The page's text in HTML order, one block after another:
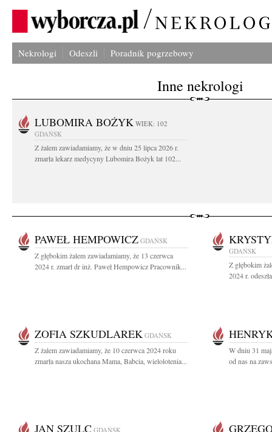
Nekrologi Odeszli Poradnik pogrzebowy
Inne nekrologi
LUBOMIRA BOŻYK WIEK: 102
GDAŃSK
Z żalem zawiadamiamy, że w dniu 25 lipca 2026 r.
zmarła lekarz medycyny Lubomira Bożyk lat 102...
PAWEŁ HEMPOWICZ GDAŃSK
Z głębokim żalem zawiadamiamy, że 13 czerwca
2024 r. zmarł dr inż. Paweł Hempowicz Pracownik...
GDAŃSK
Z głębokim
2024 r.
ZOFIA SZKUDLAREK GDAŃSK
Z żalem zawiadamiamy, że 10 czerwca 2024 roku
zmarła nasza ukochana Mama, Babcia, wielolotenia...
W dniu 31
od nas na
JAN SZULC GDAŃSK